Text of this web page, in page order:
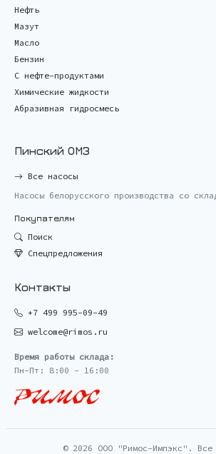
Нефть
Мазут
Масло
Бензин
С нефте-продуктами
Химические жидкости
Абразивная гидросмесь
Пинский ОМЗ
Все насосы
Насосы белорусского производства со
Покупателям
Поиск
Спецпредложения
Контакты
+7 499 995-09-49
welcome@rimos.ru
Время работы склада:
Пн-Пт: 8:00 - 16:00
© 2026 ООО "Римос-Импэкс". Все